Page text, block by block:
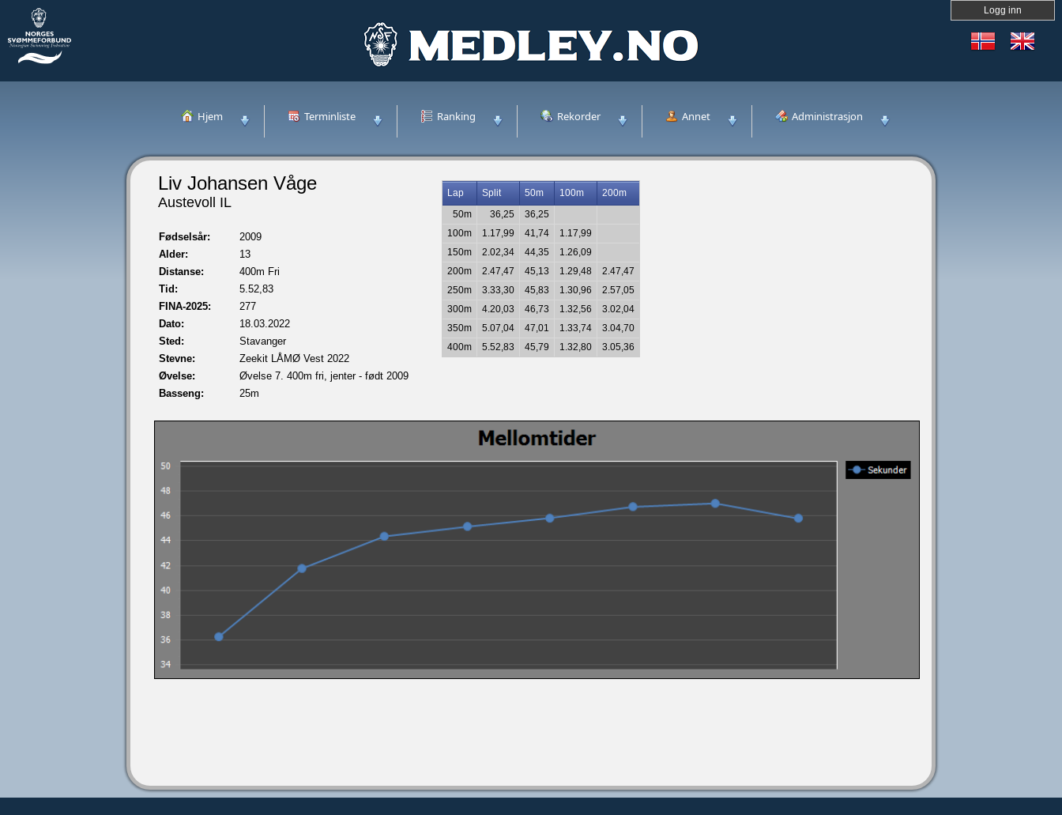
Logg inn
Hjem Terminliste Ranking Rekorder Annet Administrasjon
Liv Johansen Våge
Austevoll IL
Fødselsår:
2009
Alder:
13
Distanse:
400m Fri
Tid:
5.52,83
FINA-2025:
277
Dato:
18.03.2022
Sted:
Stavanger
Stevne:
Zeekit LÅMØ Vest 2022
Øvelse:
Øvelse 7. 400m fri, jenter - født 2009
Basseng:
25m
Lap Split 50m 100m
200m
50m
36,25
36,25
100m
1.17,99 41,74
1.17,99
150m
2.02,34 44,35
1.26,09
200m
2.47,47 45,13 1.29,48
2.47,47
250m
3.33,30 45,83 1.30,96
2.57,05
300m
4.20,03 46,73 1.32,56
3.02,04
350m
5.07,04 47,01 1.33,74
3.04,70
400m
5.52,83 45,79 1.32,80 3.05,36